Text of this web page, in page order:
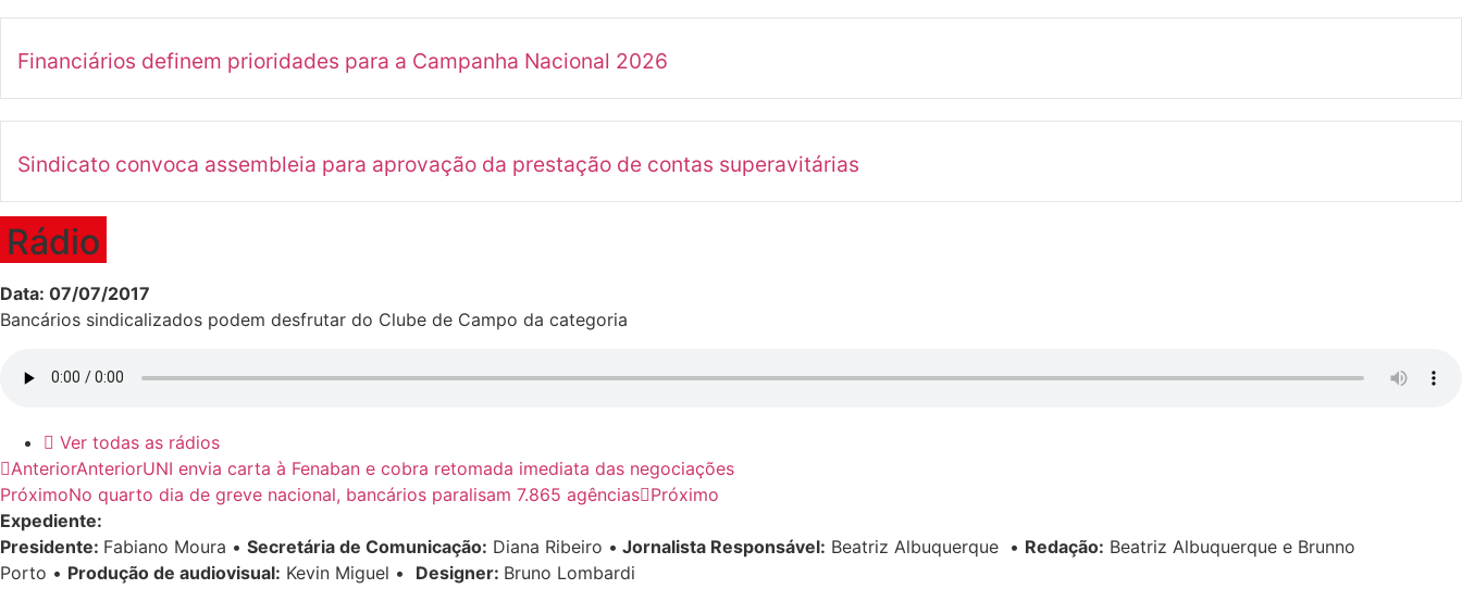
Financiários definem prioridades para a Campanha Nacional 2026
Sindicato convoca assembleia para aprovação da prestação de contas superavitárias
Rádio
Data: 07/07/2017
Bancários sindicalizados podem desfrutar do Clube de Campo da categoria
Ver todas as rádios
AnteriorAnteriorUNI envia carta à Fenaban e cobra retomada imediata das negociações
PróximoNo quarto dia de greve nacional, bancários paralisam 7.865 agências Próximo
Expediente:
Presidente: Fabiano Moura • Secretária de Comunicação: Diana Ribeiro • Jornalista Responsável: Beatriz Albuquerque • Redação: Beatriz Albuquerque e Brunno
Porto • Produção de audiovisual: Kevin Miguel • Designer: Bruno Lombardi